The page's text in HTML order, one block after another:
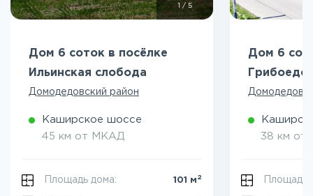
/ 5
Дом 6 соток в посёлке
Ильинская слобода
Домодедовский район
Каширское шоссе
45 км от МКАД
Площадь дома: 101 м 2
Дом 6
38 км
Площадь